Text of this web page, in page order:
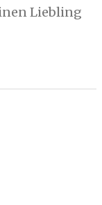
Liebling